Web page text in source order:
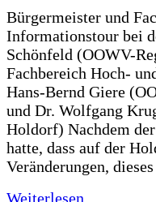
Bürgermeister und
Informationstour bei
Schönfeld (OOWV-
Fachbereich Hoch-
Hans-Bernd Giere
und Dr. Wolfgang
Holdorf) Nachdem
hatte, dass auf der
Veränderungen,
Weiterlesen